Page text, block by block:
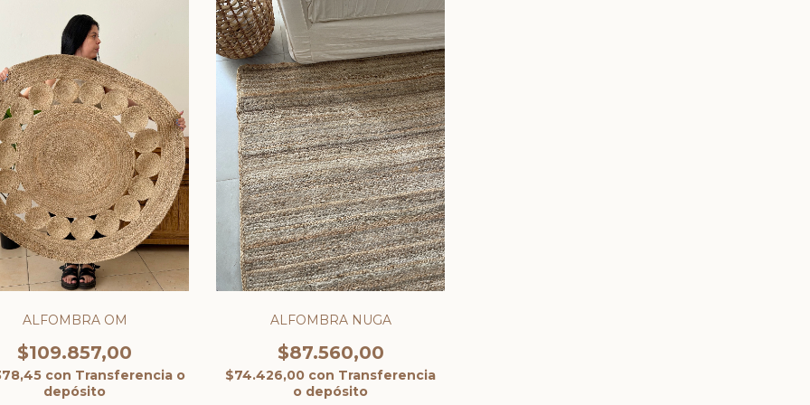
ALFOMBRA OM
$109.857,00
con Transferencia o
depósito
ALFOMBRA NUGA
$87.560,00
$74.426,00 con Transferencia
o depósito